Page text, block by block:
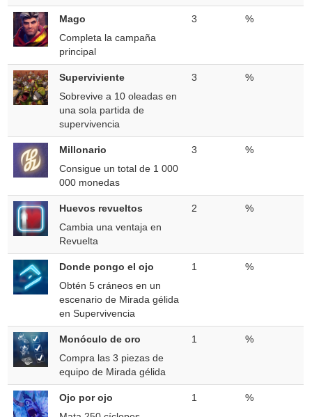
Mago
Completa la campaña
principal
3 %
Superviviente
Sobrevive a 10 oleadas en
una sola partida de
supervivencia
3 %
Millonario
Consigue un total de 1 000
000 monedas
3 %
Huevos revueltos
Cambia una ventaja en
Revuelta
2 %
Donde pongo el ojo
Obtén 5 cráneos en un
escenario de Mirada gélida
en Supervivencia
1 %
Monóculo de oro
Compra las 3 piezas de
equipo de Mirada gélida
1 %
Ojo por ojo
1 %